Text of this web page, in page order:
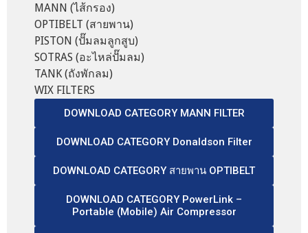
MANN (ไส้กรอง)
OPTIBELT (สายพาน)
PISTON (ปั๊มลมลูกสูบ)
SOTRAS (อะไหล่ปั๊มลม)
TANK (ถังพักลม)
WIX FILTERS
DOWNLOAD CATEGORY MANN FILTER
DOWNLOAD CATEGORY Donaldson Filter
DOWNLOAD CATEGORY สายพาน OPTIBELT
DOWNLOAD CATEGORY PowerLink –
Portable (Mobile) Air Compressor